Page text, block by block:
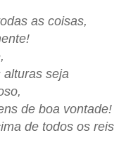
as coisas,
seja
de boa vontade!
de todos os reis